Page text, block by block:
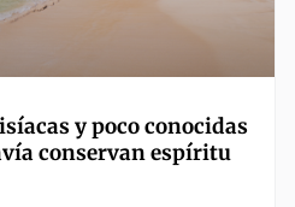
y poco conocidas
conservan espíritu